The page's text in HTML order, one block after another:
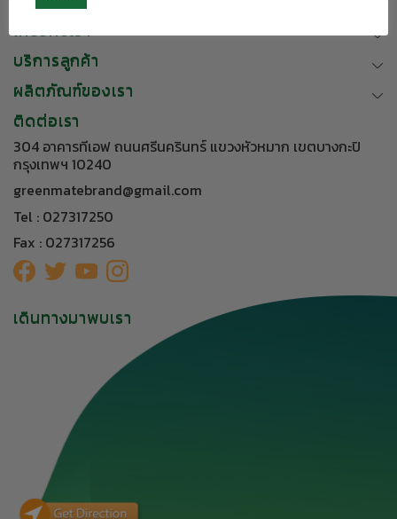
เกี่ยวกับเรา
บริการลูกค้า
ผลิตภัณฑ์ของเรา
ติดต่อเรา
304 อาคารทีเอฟ ถนนศรีนครินทร์ แขวงหัวหมาก เขตบางกะปิ
กรุงเทพฯ 10240
greenmatebrand@gmail.com
Tel : 027317250
Fax : 027317256
เดินทางมาพบเรา